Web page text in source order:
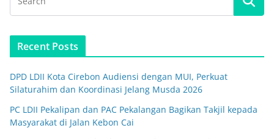
Recent Posts
DPD LDII Kota Cirebon Audiensi dengan MUI, Perkuat
Silaturahim dan Koordinasi Jelang Musda 2026
PC LDII Pekalipan dan PAC Pekalangan Bagikan Takjil kepada
Masyarakat di Jalan Kebon Cai